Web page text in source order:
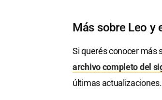
Más sobre Leo y
Si querés conocer más
archivo completo del
últimas actualizaciones.